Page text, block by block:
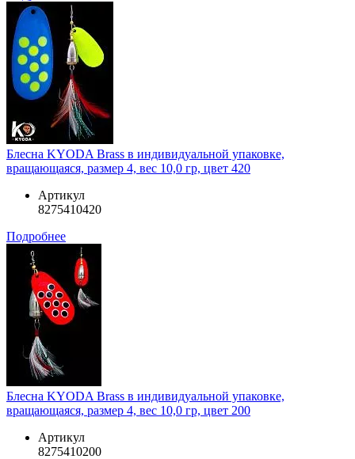
Блесна KYODA Brass в индивидуальной упаковке,
вращающаяся, размер 4, вес 10,0 гр, цвет 420
Артикул
8275410420
Подробнее
Блесна KYODA Brass в индивидуальной упаковке,
вращающаяся, размер 4, вес 10,0 гр, цвет 200
Артикул
8275410200